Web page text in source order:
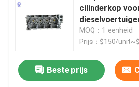
cilinderkop
MOQ：1 eenheid
Prijs：$150/
Beste prijs